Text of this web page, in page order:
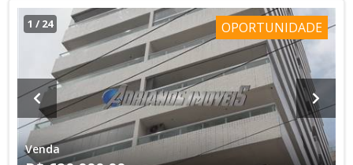
1 / 24 OPORTUNIDADE
Venda